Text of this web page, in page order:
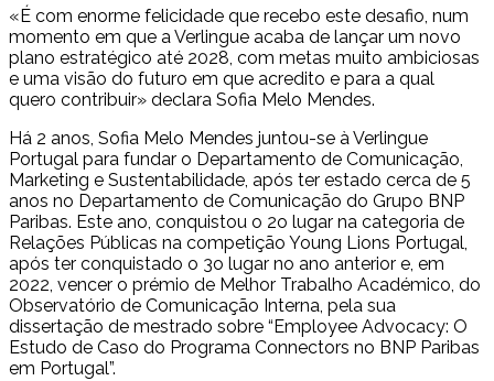
«É com enorme felicidade que recebo este desafio, num
momento em que a Verlingue acaba de lançar um novo
plano estratégico até 2028, com metas muito ambiciosas
e uma visão do futuro em que acredito e para a qual
quero contribuir» declara Sofia Melo Mendes.
Há 2 anos, Sofia Melo Mendes juntou-se à Verlingue
Portugal para fundar o Departamento de Comunicação,
Marketing e Sustentabilidade, após ter estado cerca de 5
anos no Departamento de Comunicação do Grupo BNP
Paribas. Este ano, conquistou o 2o lugar na categoria de
Relações Públicas na competição Young Lions Portugal,
após ter conquistado o 3o lugar no ano anterior e, em
2022, vencer o prémio de Melhor Trabalho Académico, do
Observatório de Comunicação Interna, pela sua
dissertação de mestrado sobre “Employee Advocacy: O
Estudo de Caso do Programa Connectors no BNP Paribas
em Portugal”.